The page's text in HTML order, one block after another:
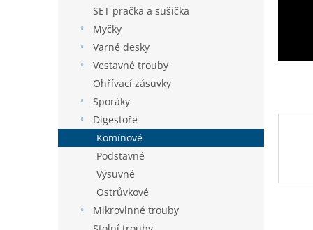
SET pračka a sušička
Myčky
Varné desky
Vestavné trouby
Ohřívací zásuvky
Sporáky
Digestoře
Komínové
Podstavné
Výsuvné
Ostrůvkové
Mikrovlnné trouby